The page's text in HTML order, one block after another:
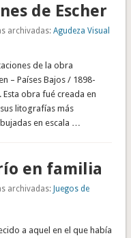
de Escher
archivadas:Agudeza Visual
de la obra
– Países Bajos / 1898-
Esta obra fué creada en
litografías más
en escala …
en familia
archivadas: Juegos de
a aquel en el que había